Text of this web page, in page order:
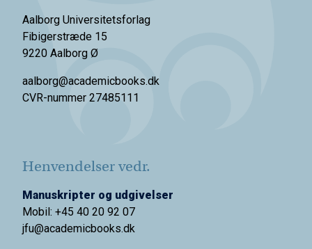
Aalborg Universitetsforlag
Fibigerstræde 15
9220 Aalborg Ø
aalborg@academicbooks.dk
CVR-nummer 27485111
Henvendelser vedr.
Manuskripter og udgivelser
Mobil: +45 40 20 92 07
jfu@academicbooks.dk